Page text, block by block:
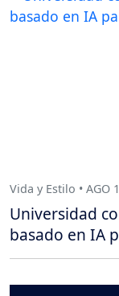
Vida y Estilo • AGO
Universidad
basado en IA